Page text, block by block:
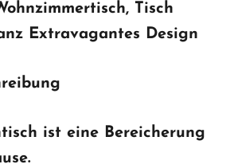
Tisch
Extravagantes Design
ist eine Bereicherung